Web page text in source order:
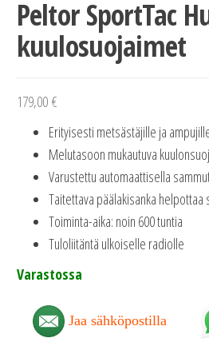
Peltor SportTac
kuulosuojaimet
179,00 €
Erityisesti metsästäjille ja
Melutasoon mukautuva
Varustettu automaattisella
Taitettava päälakisanka helpottaa
Toiminta-aika: noin 600 tuntia
Tuloliitäntä ulkoiselle radiolle
Varastossa
Jaa sähköpostilla